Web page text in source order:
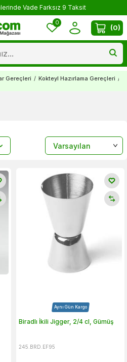
500 TL Kazan!
0
(0)
Gereçleri / Kokteyl Hazırlama Gereçleri /
Aynı Gün Kargo
Biradlı İkili Jigger, 2/4 cl, Gümüş
245.BRD.EF95